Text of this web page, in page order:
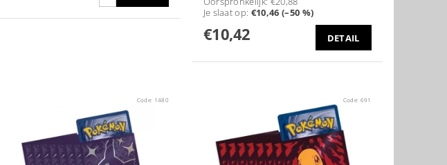
Je slaat op: €10,46 (–50 %)
€10,42 DETAIL
Code: 1480 Code: 691